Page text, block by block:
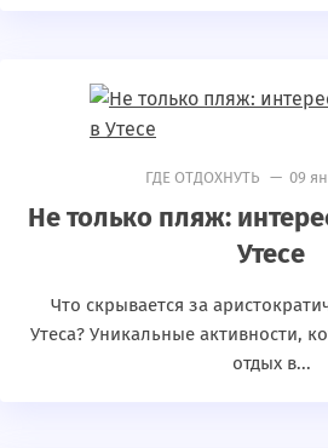
ГДЕ ОТДОХНУТЬ— 09
Не только пляж:
Утесе
Что скрывается за
Утеса? Уникальные активности,
отдых в...